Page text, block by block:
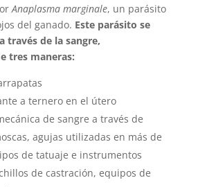
Anaplasma marginale, un parásito
del ganado. Este parásito se
través de la sangre,
tres maneras:
a ternero en el útero
de sangre a través de
agujas utilizadas en más de
de tatuaje e instrumentos
de castración, equipos de